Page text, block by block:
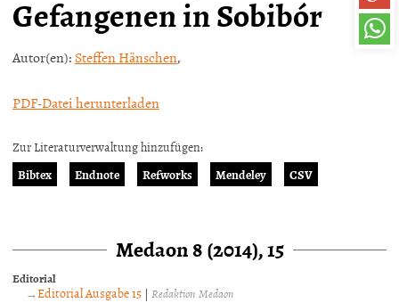
Gefangenen in Sobibór
Autor(en): Steffen Hänschen,
PDF-Datei herunterladen
Zur Literaturverwaltung hinzufügen:
Bibtex
Endnote Refworks Mendeley CSV
Medaon 8 (2014), 15
Editorial
Editorial Ausgabe 15 |Redaktion Medaon